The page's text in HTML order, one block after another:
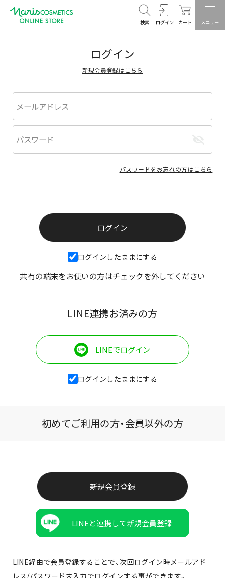
検索 ログイン カート メニュー
ログイン
新規会員登録はこちら
パスワードをお忘れの方はこちら
ログインしたままにする
共有の端末をお使いの方はチェックを外してください
LINE連携お済みの方
LINEでログイン
ログインしたままにする
初めてご利用の方・会員以外の方
LINEと連携して新規会員登録
LINE経由で会員登録することで、次回ログイン時メールアド